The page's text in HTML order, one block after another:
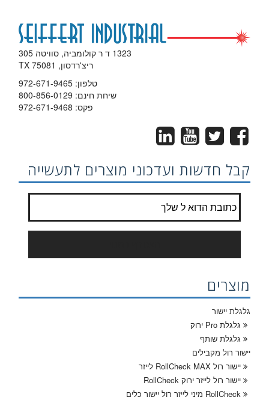
1323 ד ר קולומביה, סוויטה 305
ריצ'רדסון, TX 75081
טלפון:972-671-9465
שיחת חינם:800-856-0129
פקס: 972-671-9468
קבל חדשות ועדכוני מוצרים לתעשייה
הצטרף לרשימת התפוצה? *
מוצרים
גלגלת יישור
גלגלת Pro ירוק
גלגלת שותף
יישור רול מקבילים
יישור רול RollCheck MAX לייזר
יישור רול לייזר ירוק RollCheck